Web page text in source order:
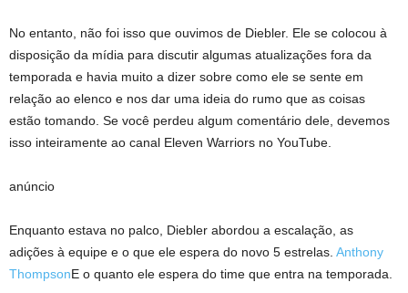
No entanto, não foi isso que ouvimos de Diebler. Ele se colocou à
disposição da mídia para discutir algumas atualizações fora da
temporada e havia muito a dizer sobre como ele se sente em
relação ao elenco e nos dar uma ideia do rumo que as coisas
estão tomando. Se você perdeu algum comentário dele, devemos
isso inteiramente ao canal Eleven Warriors no YouTube.
anúncio
Enquanto estava no palco, Diebler abordou a escalação, as
adições à equipe e o que ele espera do novo 5 estrelas. Anthony
ThompsonE o quanto ele espera do time que entra na temporada.